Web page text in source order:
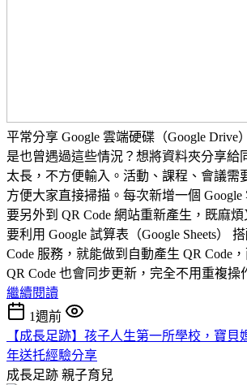
平常分享 Google 雲端硬碟（Google Drive
是也曾遇過這些情況？想將資料夾分享給
太長，不方便輸入。活動、課程、會議需
方便大家直接掃描。每次新增一個
要另外到 QR Code 網站重新產生，既麻
要利用 Google 試算表（Google Sheets）
Code 服務，就能做到自動產生 QR Code
QR Code 也會同步更新，完全不用重複操
繼續閱讀
1週前
【成長足跡】孩子人生第一所學校，寶貝
年送托經驗分享
成長足跡 親子育兒